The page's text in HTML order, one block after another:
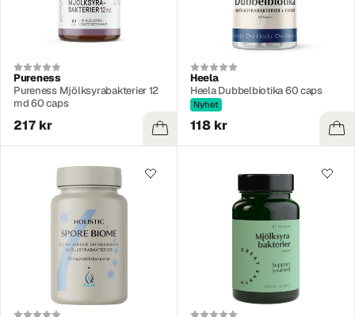
Pureness
Pureness Mjölksyrabakterier 12
md 60 caps
217 kr
Heela
Heela Dubbelbiotika 60 caps
Nyhet
118 kr